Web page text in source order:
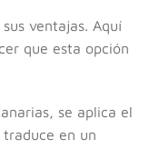
ventajas. Aquí
que esta opción
se aplica el
traduce en un